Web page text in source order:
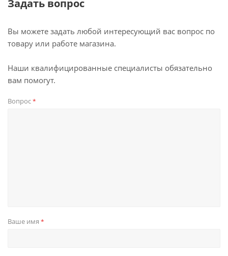
Задать вопрос
Вы можете задать любой интересующий вас вопрос по
товару или работе магазина.
Наши квалифицированные специалисты обязательно
вам помогут.
Вопрос*
Ваше имя *